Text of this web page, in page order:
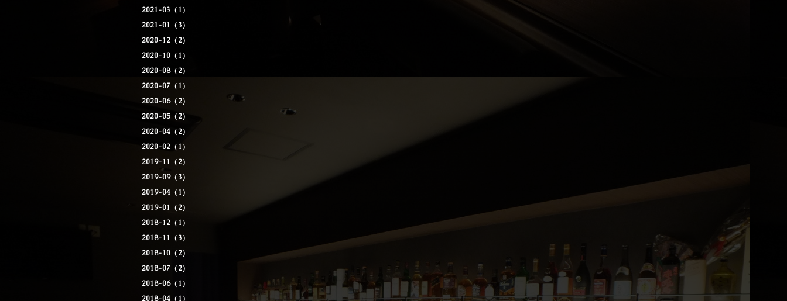
2021-03（1）
2021-01（3）
2020-12（2）
2020-10（1）
2020-08（2）
2020-07（1）
2020-06（2）
2020-05（2）
2020-04（2）
2020-02（1）
2019-11（2）
2019-09（3）
2019-04（1）
2019-01（2）
2018-12（1）
2018-11（3）
2018-10（2）
2018-07（2）
2018-06（1）
2018-04（1）